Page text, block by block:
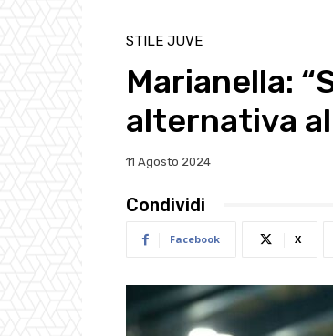
STILE JUVE
Marianella:
alternativa
11 Agosto 2024
Condividi
Facebook X